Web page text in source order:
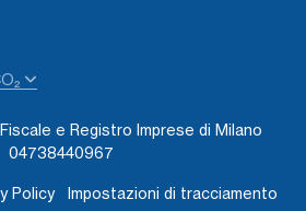
e Registro Imprese di Milano
04738440967
Policy Impostazioni di tracciamento